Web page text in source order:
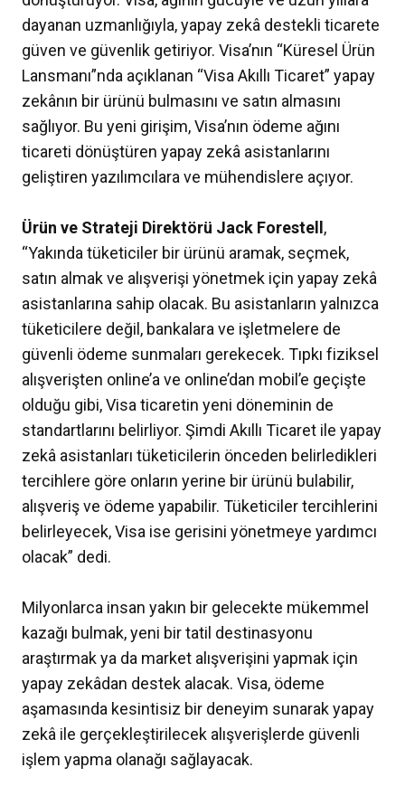
dayanan uzmanlığıyla, yapay zekâ destekli ticarete
güven ve güvenlik getiriyor. Visa’nın “Küresel Ürün
Lansmanı”nda açıklanan “Visa Akıllı Ticaret” yapay
zekânın bir ürünü bulmasını ve satın almasını
sağlıyor. Bu yeni girişim, Visa’nın ödeme ağını
ticareti dönüştüren yapay zekâ asistanlarını
geliştiren yazılımcılara ve mühendislere açıyor.
Ürün ve Strateji Direktörü Jack Forestell ,
“Yakında tüketiciler bir ürünü aramak, seçmek,
satın almak ve alışverişi yönetmek için yapay zekâ
asistanlarına sahip olacak. Bu asistanların yalnızca
tüketicilere değil, bankalara ve işletmelere de
güvenli ödeme sunmaları gerekecek. Tıpkı fiziksel
alışverişten online’a ve online’dan mobil’e geçişte
olduğu gibi, Visa ticaretin yeni döneminin de
standartlarını belirliyor. Şimdi Akıllı Ticaret ile yapay
zekâ asistanları tüketicilerin önceden belirledikleri
tercihlere göre onların yerine bir ürünü bulabilir,
alışveriş ve ödeme yapabilir. Tüketiciler tercihlerini
belirleyecek, Visa ise gerisini yönetmeye yardımcı
olacak” dedi.
Milyonlarca insan yakın bir gelecekte mükemmel
kazağı bulmak, yeni bir tatil destinasyonu
araştırmak ya da market alışverişini yapmak için
yapay zekâdan destek alacak. Visa, ödeme
aşamasında kesintisiz bir deneyim sunarak yapay
zekâ ile gerçekleştirilecek alışverişlerde güvenli
işlem yapma olanağı sağlayacak.